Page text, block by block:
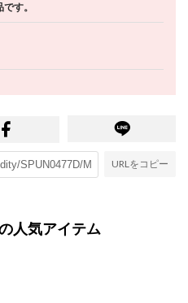
す。
URLをコピー
人気アイテム